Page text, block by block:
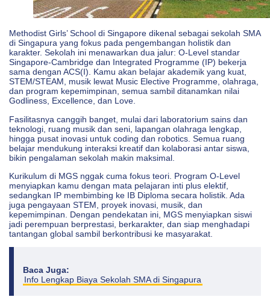
Methodist Girls’ School di Singapore dikenal sebagai sekolah SMA
di Singapura yang fokus pada pengembangan holistik dan
karakter. Sekolah ini menawarkan dua jalur: O-Level standar
Singapore-Cambridge dan Integrated Programme (IP) bekerja
sama dengan ACS(I). Kamu akan belajar akademik yang kuat,
STEM/STEAM, musik lewat Music Elective Programme, olahraga,
dan program kepemimpinan, semua sambil ditanamkan nilai
Godliness, Excellence, dan Love.
Fasilitasnya canggih banget, mulai dari laboratorium sains dan
teknologi, ruang musik dan seni, lapangan olahraga lengkap,
hingga pusat inovasi untuk coding dan robotics. Semua ruang
belajar mendukung interaksi kreatif dan kolaborasi antar siswa,
bikin pengalaman sekolah makin maksimal.
Kurikulum di MGS nggak cuma fokus teori. Program O-Level
menyiapkan kamu dengan mata pelajaran inti plus elektif,
sedangkan IP membimbing ke IB Diploma secara holistik. Ada
juga pengayaan STEM, proyek inovasi, musik, dan
kepemimpinan. Dengan pendekatan ini, MGS menyiapkan siswi
jadi perempuan berprestasi, berkarakter, dan siap menghadapi
tantangan global sambil berkontribusi ke masyarakat.
Baca Juga:
Info Lengkap Biaya Sekolah SMA di Singapura